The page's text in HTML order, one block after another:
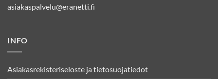
asiakaspalvelu@eranetti.fi
INFO
Asiakasrekisteriseloste ja tietosuojatiedot